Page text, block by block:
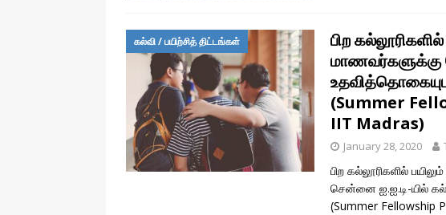
கல்வி / பயிற்சித் திட்டங்கள்
பிற
மாணவர்களுக்கு
(Summer
IIT Madras)
January 28, 2020
பிற கல்லூரிகளில்
சென்னை ஐ.ஐ.டி-யில்
(Summer Fellowship